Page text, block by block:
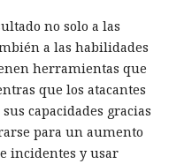
no solo a las
a las habilidades
herramientas que
que los atacantes
capacidades gracias
para un aumento
incidentes y usar